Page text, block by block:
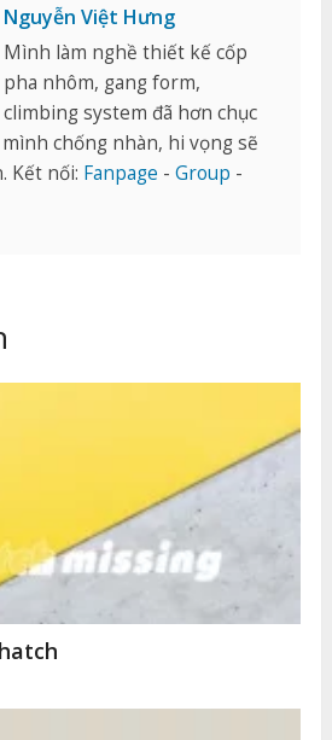
Nguyễn Việt Hưng
Mình làm nghề thiết kế cốp
pha nhôm, gang form,
climbing system đã hơn chục
chống nhàn, hi vọng sẽ
Kết nối: Fanpage -Group -